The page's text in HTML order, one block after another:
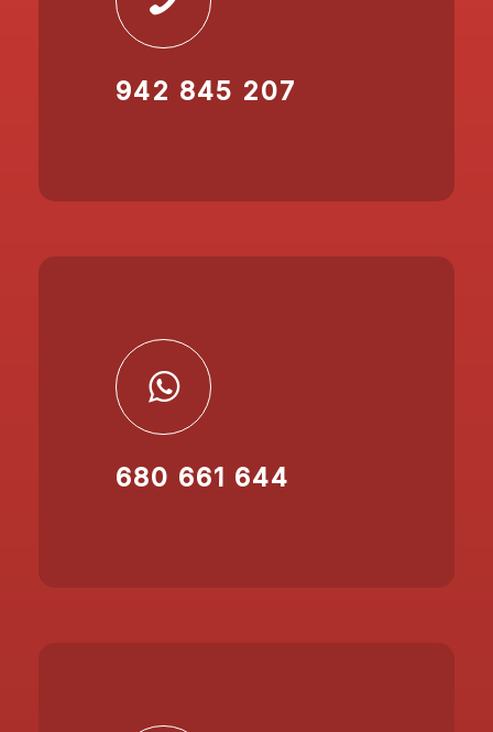
942 845 207
680 661 644